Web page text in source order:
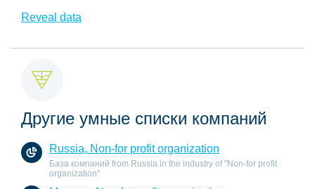
Reveal data
Другие умные списки компаний
Russia, Non-for profit organization
База компаний from Russia in the industry of "Non-for profit
organization"